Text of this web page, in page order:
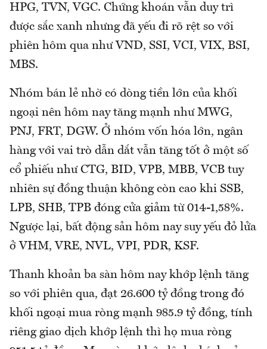
HPG, TVN, VGC. Chứng khoán vẫn duy trì
được sắc xanh nhưng đã yếu đi rõ rệt so với
phiên hôm qua như VND, SSI, VCI, VIX, BSI,
MBS.
Nhóm bán lẻ nhờ có dòng tiền lớn của khối
ngoại nên hôm nay tăng mạnh như MWG,
PNJ, FRT, DGW. Ở nhóm vốn hóa lớn, ngân
hàng với vai trò dẫn dắt vẫn tăng tốt ở một số
cổ phiếu như CTG, BID, VPB, MBB, VCB tuy
nhiên sự đồng thuận không còn cao khi SSB,
LPB, SHB, TPB đóng cửa giảm từ 014-1,58%.
Ngược lại, bất động sản hôm nay suy yếu đỏ lửa
ở VHM, VRE, NVL, VPI, PDR, KSF.
Thanh khoản ba sàn hôm nay khớp lệnh tăng
so với phiên qua, đạt 26.600 tỷ đồng trong đó
khối ngoại mua ròng mạnh 985.9 tỷ đồng, tính
riêng giao dịch khớp lệnh thì họ mua ròng